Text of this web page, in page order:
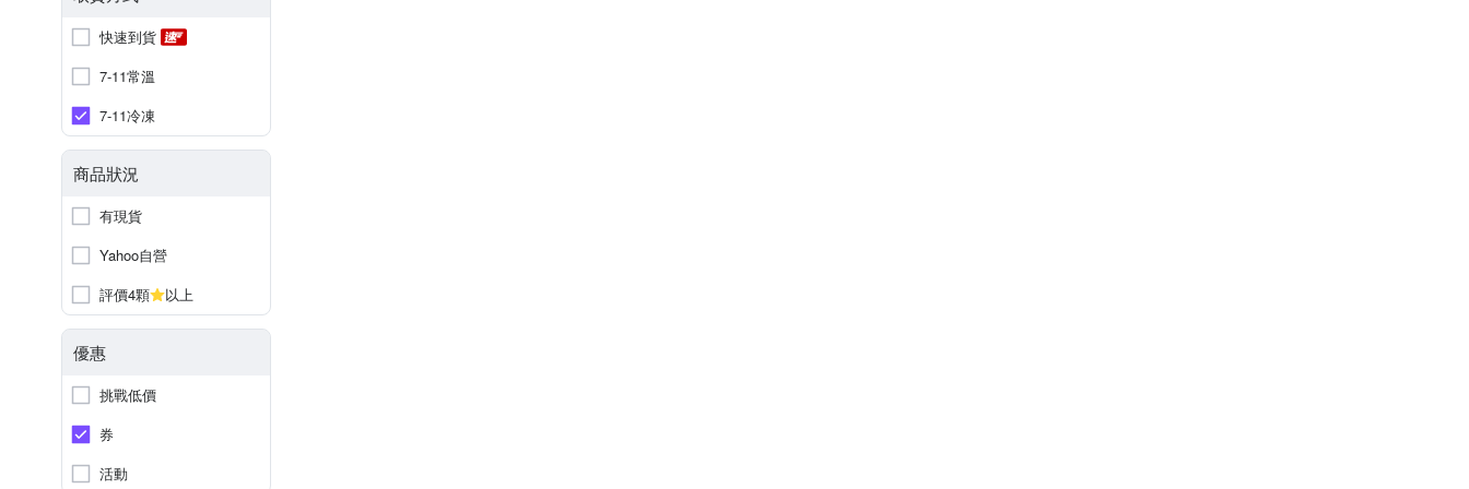
快速到貨
7-11常溫
7-11冷凍
商品狀況
有現貨
Yahoo自營
評價4顆
以上
優惠
挑戰低價
券
活動